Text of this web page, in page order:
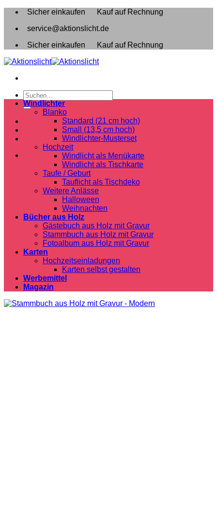
Zum
springen
Sicher einkaufen
Kauf auf Rechnung
service@aktionslicht.de
Sicher einkaufen
Kauf auf Rechnung
Suchen
nach:
Windlichter
Blanko
Standard (21 cm hoch)
Small (13,5 cm hoch)
Windlichter-Musterset
Hochzeit
Windlicht als Menükarte
Windlicht als Tischkarte
Taufe / Geburt
Tauflicht als Tischdeko
Weitere Anlässe
Halloween
Weihnachten
Bücher aus Holz
Gästebuch aus Holz mit Gravur
Stammbuch aus Holz mit Gravur
Fotoalbum aus Holz mit Gravur
Karten
Hochzeitseinladungen
Karten selbst gestalten
Werbemittel
Magazin